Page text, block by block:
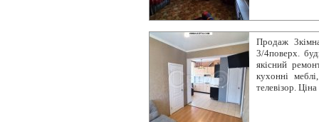
Продаж
3/4поверх.
якісний
кухонні
телевізор.